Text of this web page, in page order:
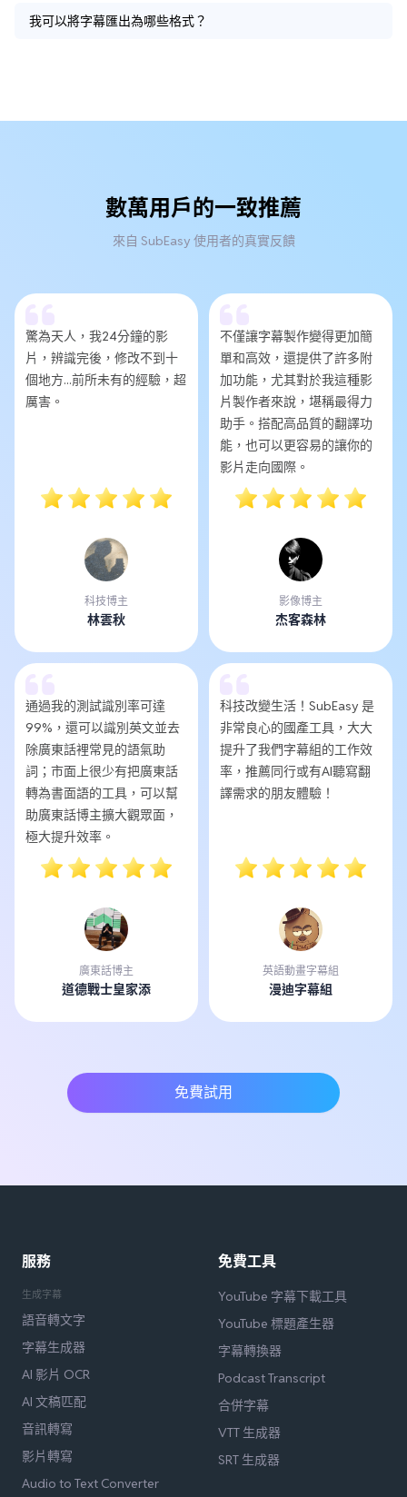
我可以將字幕匯出為哪些格式？
數萬用戶的一致推薦
來自 SubEasy 使用者的真實反饋
驚為天人，我24分鐘的影
片，辨識完後，修改不到十
個地方...前所未有的經驗，超
厲害。
科技博主
林雲秋
不僅讓字幕製作變得更加簡
單和高效，還提供了許多附
加功能，尤其對於我這種影
片製作者來說，堪稱最得力
助手。搭配高品質的翻譯功
能，也可以更容易的讓你的
影片走向國際。
影像博主
杰客森林
通過我的測試識別率可達
99%，還可以識別英文並去
除廣東話裡常見的語氣助
詞；市面上很少有把廣東話
轉為書面語的工具，可以幫
助廣東話博主擴大觀眾面，
極大提升效率。
廣東話博主
道德戰士皇家添
科技改變生活！SubEasy 是
非常良心的國產工具，大大
提升了我們字幕組的工作效
率，推薦同行或有AI聽寫翻
譯需求的朋友體驗！
英語動畫字幕組
漫迪字幕組
免費試用
服務
生成字幕
語音轉文字
字幕生成器
AI 影片 OCR
AI 文稿匹配
音訊轉寫
影片轉寫
Audio to Text Converter
免費工具
YouTube 字幕下載工具
YouTube 標題產生器
字幕轉換器
Podcast Transcript
合併字幕
VTT 生成器
SRT 生成器